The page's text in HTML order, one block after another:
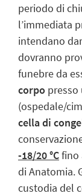
periodo di
l’immediata
intendano
dovranno
funebre da
corpo
(ospedale/
cella di
-18/20 °Cfino
di Anatomia.
custodia del